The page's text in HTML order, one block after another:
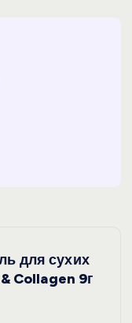
для сухих
Collagen 9г